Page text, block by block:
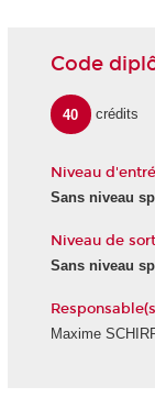
Code
40 crédits
Niveau
Sans niveau
Niveau de
Sans niveau
Maxime